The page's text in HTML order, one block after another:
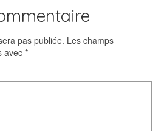
pas publiée. Les champs
avec *